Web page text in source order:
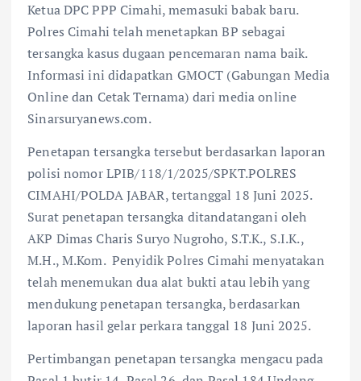
Ketua DPC PPP Cimahi, memasuki babak baru.
Polres Cimahi telah menetapkan BP sebagai
tersangka kasus dugaan pencemaran nama baik.
Informasi ini didapatkan GMOCT (Gabungan Media
Online dan Cetak Ternama) dari media online
Sinarsuryanews.com.
Penetapan tersangka tersebut berdasarkan laporan
polisi nomor LPIB/118/1/2025/SPKT.POLRES
CIMAHI/POLDA JABAR, tertanggal 18 Juni 2025.
Surat penetapan tersangka ditandatangani oleh
AKP Dimas Charis Suryo Nugroho, S.T.K., S.I.K.,
M.H., M.Kom. Penyidik Polres Cimahi menyatakan
telah menemukan dua alat bukti atau lebih yang
mendukung penetapan tersangka, berdasarkan
laporan hasil gelar perkara tanggal 18 Juni 2025.
Pertimbangan penetapan tersangka mengacu pada